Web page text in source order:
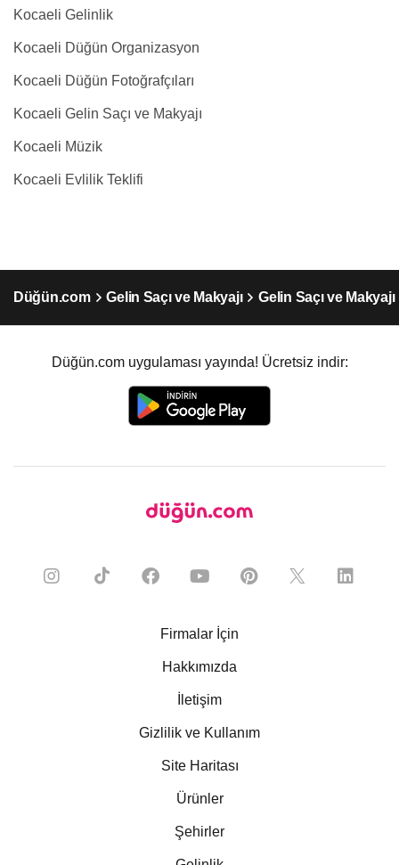
Kocaeli Gelinlik
Kocaeli Düğün Organizasyon
Kocaeli Düğün Fotoğrafçıları
Kocaeli Gelin Saçı ve Makyajı
Kocaeli Müzik
Kocaeli Evlilik Teklifi
Düğün.com Gelin Saçı ve Makyajı Gelin Saçı ve
Düğün.com uygulaması yayında! Ücretsiz indir:
Firmalar İçin
Hakkımızda
İletişim
Gizlilik ve Kullanım
Site Haritası
Ürünler
Şehirler